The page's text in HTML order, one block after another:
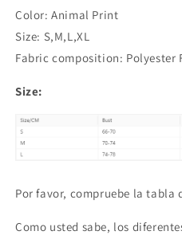
Color: Animal Print
Size: S,M,L,XL
Fabric composition: Polyester
Size:
Por favor, compruebe la
Como usted sabe, los